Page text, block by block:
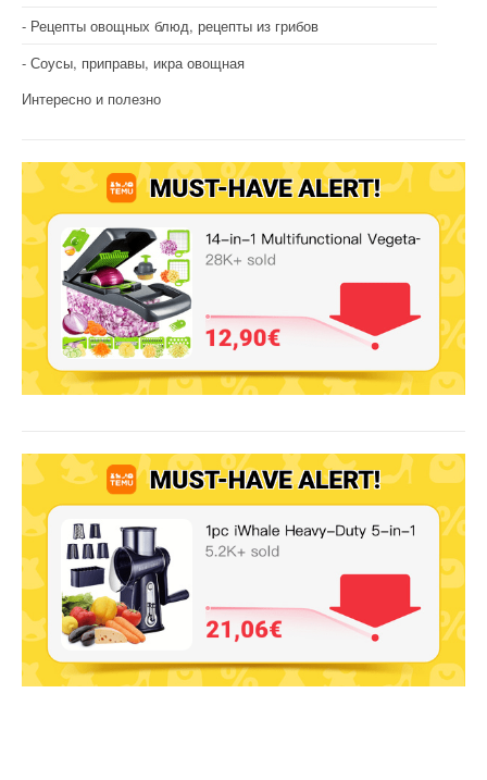
Рецепты овощных блюд, рецепты из грибов
Соусы, приправы, икра овощная
Интересно и полезно